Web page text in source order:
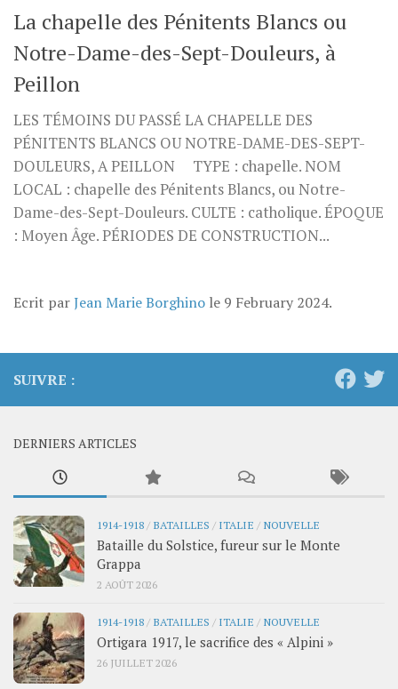
La chapelle des Pénitents Blancs ou
Notre-Dame-des-Sept-Douleurs, à
Peillon
LES TÉMOINS DU PASSÉ LA CHAPELLE DES
PÉNITENTS BLANCS OU NOTRE-DAME-DES-SEPT-
DOULEURS, A PEILLON TYPE : chapelle. NOM
LOCAL : chapelle des Pénitents Blancs, ou Notre-
Dame-des-Sept-Douleurs. CULTE : catholique. ÉPOQUE
: Moyen Âge. PÉRIODES DE CONSTRUCTION...
Ecrit parJean Marie Borghino le 9 February 2024.
SUIVRE :
DERNIERS ARTICLES
1914-1918/ BATAILLES / ITALIE / NOUVELLE
Bataille du Solstice, fureur sur le Monte
Grappa
2 AOÛT 2026
1914-1918/ BATAILLES / ITALIE / NOUVELLE
Ortigara 1917, le sacrifice des « Alpini »
26 JUILLET 2026